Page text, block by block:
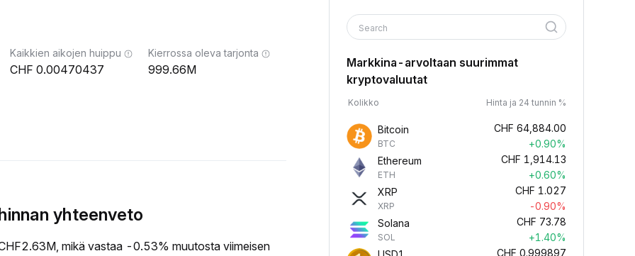
Kaikkien aikojen huippu
0.00470437
Kierrossa oleva tarjonta
999.66M
yhteenveto
mikä vastaa -0.53% muutosta viimeisen
Search
Markkina-arvoltaan suurimmat
kryptovaluutat
Kolikko Hinta ja 24 tunnin %
Bitcoin
BTC
CHF 64,884.00
+0.90%
Ethereum
ETH
CHF 1,914.13
+0.60%
XRP
XRP
CHF 1.027
-0.90%
Solana
SOL
CHF 73.78
+1.40%
CHF 0.999897